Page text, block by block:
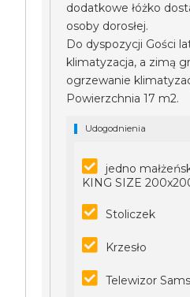
dodatkowe łóżko
osoby dorosłej.
Do dyspozycji Gości
klimatyzacja, a zimą
ogrzewanie
Powierzchnia 17 m2.
Udogodnienia
jedno
KING SIZE
Stoliczek
Krzesło
Telewizor